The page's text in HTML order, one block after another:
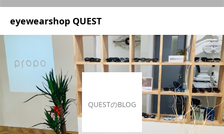
eyewearshop QUEST
QUESTのBLOG